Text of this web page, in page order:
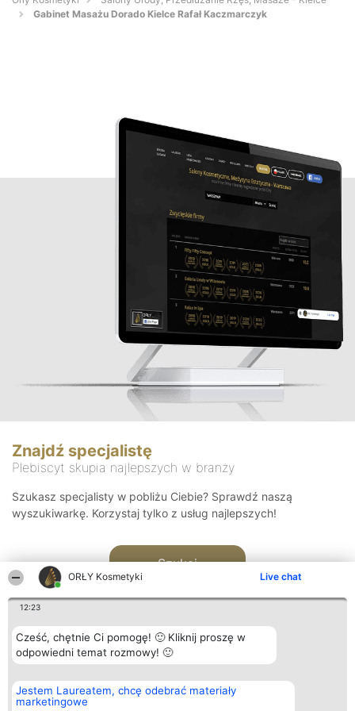
ORŁY Kosmetyki Live chat
12:23
Cześć, chętnie Ci pomogę! 🙂 Kliknij proszę w
odpowiedni temat rozmowy! 🙂
Jestem Laureatem, chcę odebrać materiały
marketingowe
Gabinet Masażu Dorado Kielce Rafał Kaczmarczyk
Znajdź specjalistę
Plebiscyt skupia najlepszych w branży
Szukasz specjalisty w pobliżu Ciebie? Sprawdź naszą
wyszukiwarkę. Korzystaj tylko z usług najlepszych!
Szukaj
Organizator plebiscytu
Bright Side Solutions sp. z o.
o. sp. k.
Plebiscyt
Laureaci
Blog
Articles
Kontakt